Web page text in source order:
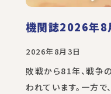
機関誌2026年8
2026年8月3日
敗戦から81年、戦争
われています。一方で